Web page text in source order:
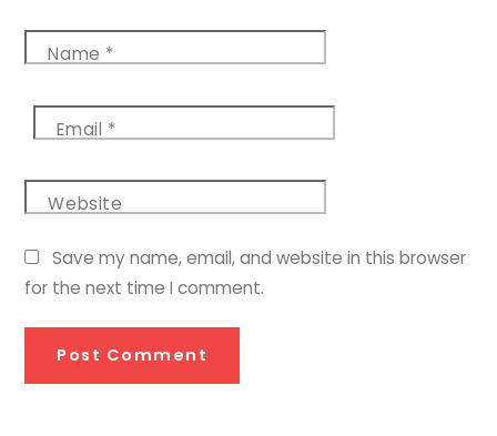
Name *
Email *
Website
Save my name, email, and website in this browser
for the next time I comment.